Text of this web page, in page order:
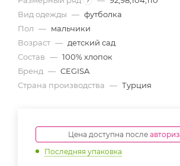
Вид одежды — футболка
Пол — мальчики
Возраст — детский сад
Состав — 100% хлопок
Бренд — CEGISA
Страна производства — Турция
Цена доступна после
Последняя упаковка